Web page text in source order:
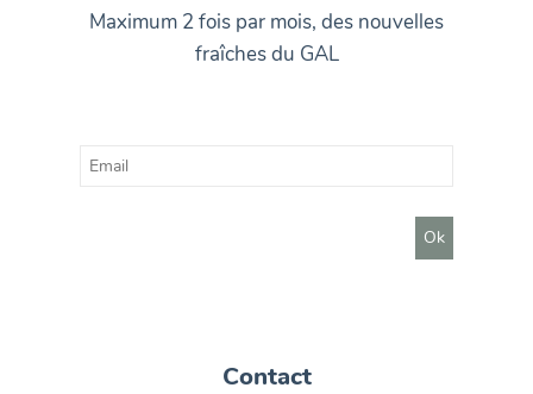
Maximum 2 fois par mois, des nouvelles
fraîches du GAL
Contact